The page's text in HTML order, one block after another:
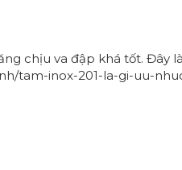
chịu va đập khá tốt. Đây
tam-inox-201-la-gi-uu-